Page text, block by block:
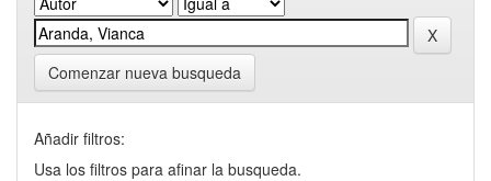
Comenzar nueva busqueda
Añadir filtros:
Usa los filtros para afinar la busqueda.